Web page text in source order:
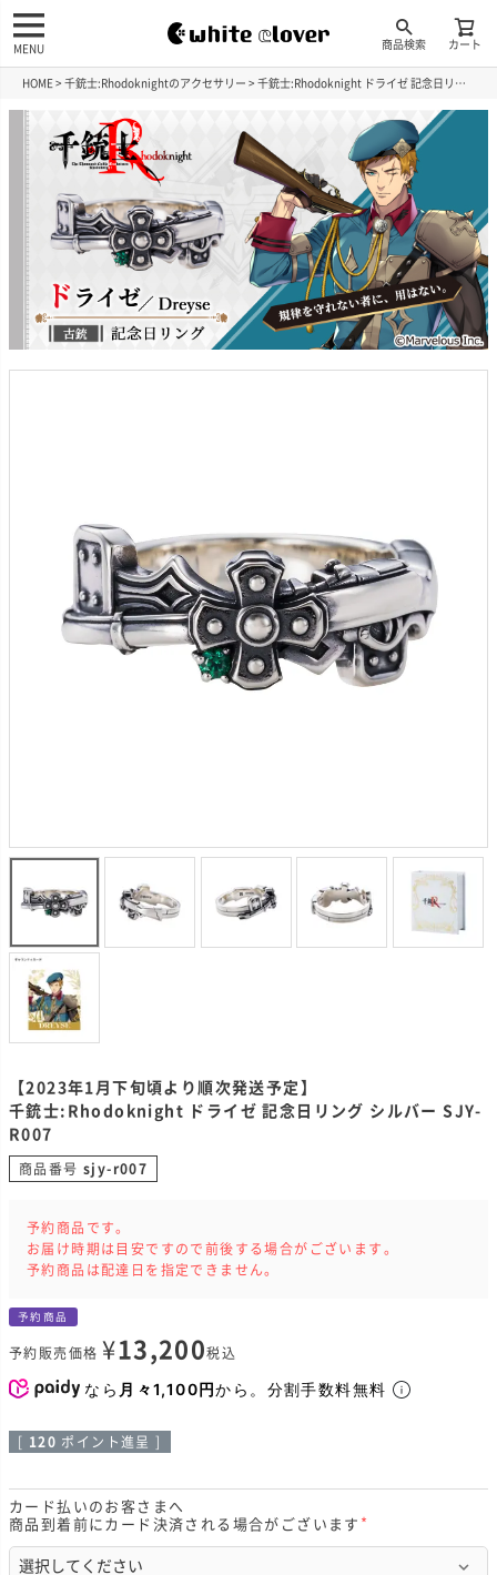
商品検索 カート
MENU
HOME 千銃士:Rhodoknightのアクセサリー 千銃士:Rhodoknight ドライゼ 記念日リング シルバー SJY-R007
【2023年1月下旬頃より順次発送予定】
千銃士:Rhodoknight ドライゼ 記念日リング シルバー SJY-
R007
商品番号 sjy-r007
予約商品です。
お届け時期は目安ですので前後する場合がございます。
予約商品は配達日を指定できません。
予約商品
予約販売価格 ¥13,200税込
なら 月々1,100円から。分割手数料無料
120 ポイント進呈 ]
カード払いのお客さまへ
商品到着前にカード決済される場合がございます